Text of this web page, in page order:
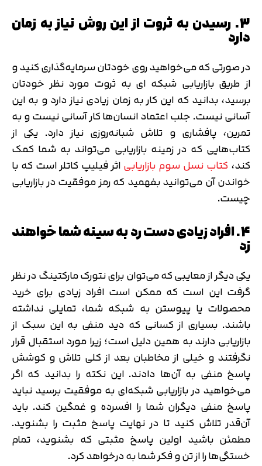
3. رسیدن به ثروت از این روش نیاز به زمان
دارد
در صورتی که می‌خواهید روی خودتان سرمایه‌گذاری کنید و
از طریق بازاریابی شبکه ای به ثروت مورد نظر خودتان
برسید، بدانید که این کار به زمان زیادی نیاز دارد و به این
آسانی نیست. جلب اعتماد انسان‌ها کار آسانی نیست و به
تمرین، پافشاری و تلاش شبانه‌روزی نیاز دارد. یکی از
کتاب‌هایی که در زمینه بازاریابی می‌تواند به شما کمک
کند، کتاب نسل سوم بازاریابیاثر فیلیپ کاتلر است که با
خواندن آن می‌توانید بفهمید که رمز موفقیت در بازاریابی
چیست.
4. افراد زیادی دست رد به سینه شما خواهند
زد
یکی دیگر از معایبی که می‌توان برای نتورک مارکتینگ در نظر
گرفت این است که ممکن است افراد زیادی برای خرید
محصولات یا پیوستن به شبکه شما، تمایلی نداشته
باشند. بسیاری از کسانی که دید منفی به این سبک از
بازاریابی دارند به همین دلیل است؛ زیرا مورد استقبال قرار
نگرفتند و خیلی از مخاطبان بعد از کلی تلاش و کوشش
پاسخ منفی به آن‌ها دادند. این نکته را بدانید که اگر
می‌خواهید در بازاریابی شبکه‌ای به موفقیت برسید نباید
پاسخ منفی دیگران شما را افسرده و غمگین کند. باید
آن‌قدر تلاش کنید تا در نهایت پاسخ مثبت را بشنوید.
مطمئن باشید اولین پاسخ مثبتی که بشنوید، تمام
خستگی‌ها را از تن و فکر شما به درخواهد کرد.